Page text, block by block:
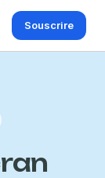
Souscrire